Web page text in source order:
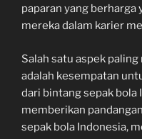
paparan yang berharga
mereka dalam karier
Salah satu aspek
adalah kesempatan
dari bintang sepak bola
memberikan
sepak bola Indonesia,